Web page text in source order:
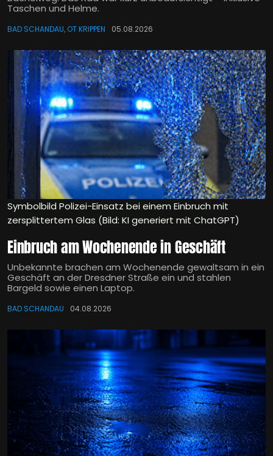
Taschen und Helme.
BAD SCHANDAU, OT KRIPPEN 05.08.2026
Symbolbild Polizei-Einsatz bei einem Einbruch mit
zersplittertem Glas (Bild: KI generiert mit ChatGPT)
Einbruch am Wochenende in Geschäft
Unbekannte brachen am Wochenende gewaltsam in ein
Geschäft an der Dresdner Straße ein und stahlen
Bargeld sowie einen Laptop.
BAD SCHANDAU 04.08.2026